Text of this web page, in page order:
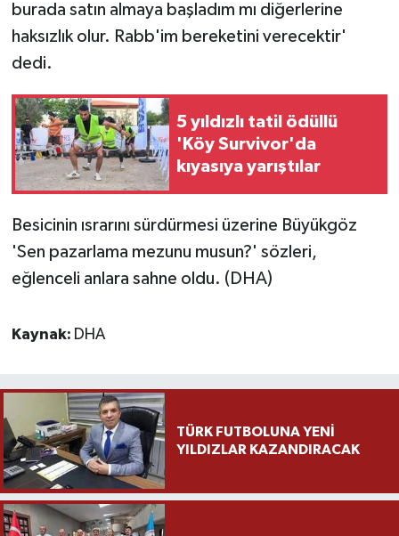
burada satın almaya başladım mı diğerlerine
haksızlık olur. Rabb'im bereketini verecektir'
dedi.
5 yıldızlı tatil ödüllü
'Köy Survivor'da
kıyasıya yarıştılar
Besicinin ısrarını sürdürmesi üzerine Büyükgöz
'Sen pazarlama mezunu musun?' sözleri,
eğlenceli anlara sahne oldu. (DHA)
Kaynak: DHA
TÜRK FUTBOLUNA YENİ
YILDIZLAR KAZANDIRACAK